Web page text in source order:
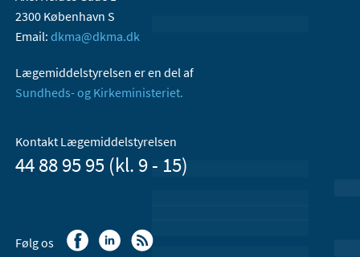
2300 København S
Email: dkma@dkma.dk
Lægemiddelstyrelsen er en del af
Sundheds- og Kirkeministeriet.
Kontakt Lægemiddelstyrelsen
44 88 95 95 (kl. 9 - 15)
Følg os